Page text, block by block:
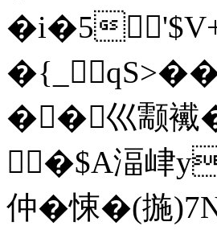
�i�5
��巛颥襶
�$A湢峍y
仲� 悚�(揓